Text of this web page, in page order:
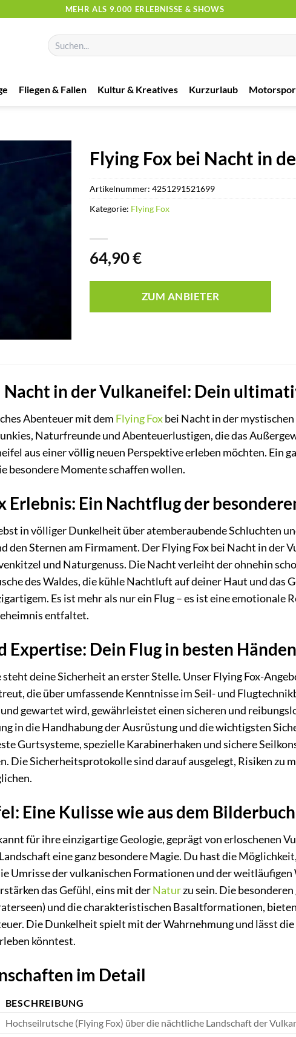
MEHR ALS 9.000 ERLEBNISSE & SHOWS
Suchen
nach:
Fliegen & Fallen Kultur & Kreatives Kurzurlaub
Flying Fox bei Nacht in
64,90€
ZUM ANBIETER
Artikelnummer:4251291521699
Kategorie: Flying Fox
Nacht in der Vulkaneifel: Dein
Abenteuer mit dem Flying Foxbei Nacht in der
Naturfreunde und Abenteuerlustigen, die das
aus einer völlig neuen Perspektive erleben möchten. Ein
besondere Momente schaffen wollen.
Erlebnis: Ein Nachtflug der
in völliger Dunkelheit über atemberaubende Schluchten
den Sternen am Firmament. Der Flying Fox bei Nacht in der
und Naturgenuss. Die Nacht verleiht der ohnehin
des Waldes, die kühle Nachtluft auf deiner Haut und das
Es ist mehr als nur ein Flug – es ist eine emotionale
entfaltet.
Expertise: Dein Flug in besten Händen
deine Sicherheit an erster Stelle. Unser Flying Fox-
die über umfassende Kenntnisse im Seil- und
gewartet wird, gewährleistet einen sicheren und
in die Handhabung der Ausrüstung und die wichtigsten
Gurtsysteme, spezielle Karabinerhaken und sichere
Die Sicherheitsprotokolle sind darauf ausgelegt, Risiken zu
Eine Kulisse wie aus dem Bilderbuch
für ihre einzigartige Geologie, geprägt von erloschenen
eine ganz besondere Magie. Du hast die
Umrisse der vulkanischen Formationen und der
das Gefühl, eins mit derNaturzu sein. Die
und die charakteristischen Basaltformationen,
Die Dunkelheit spielt mit der Wahrnehmung und lässt
könntest.
im Detail
BESCHREIBUNG
Hochseilrutsche (Flying Fox) über die nächtliche Landschaft der